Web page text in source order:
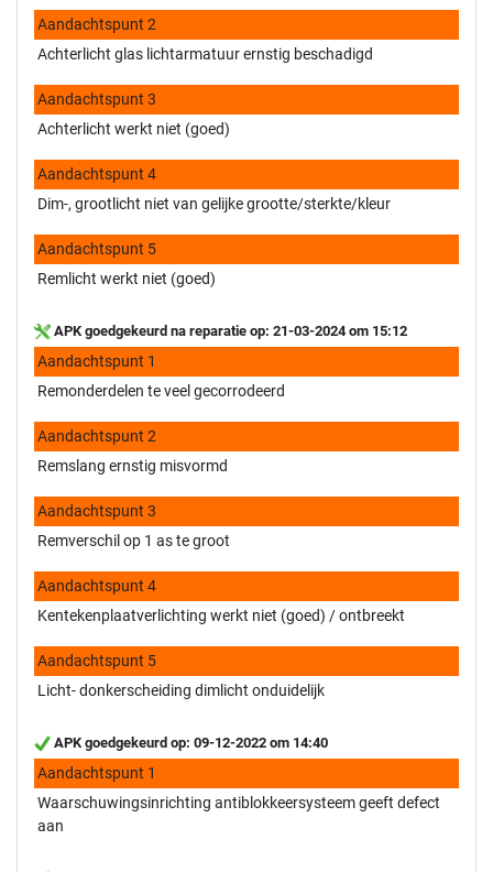
Aandachtspunt 2
Achterlicht glas lichtarmatuur ernstig beschadigd
Aandachtspunt 3
Achterlicht werkt niet (goed)
Aandachtspunt 4
Dim-, grootlicht niet van gelijke grootte/sterkte/kleur
Aandachtspunt 5
Remlicht werkt niet (goed)
APK goedgekeurd na reparatie op: 21-03-2024 om 15:12
Aandachtspunt 1
Remonderdelen te veel gecorrodeerd
Aandachtspunt 2
Remslang ernstig misvormd
Aandachtspunt 3
Remverschil op 1 as te groot
Aandachtspunt 4
Kentekenplaatverlichting werkt niet (goed) / ontbreekt
Aandachtspunt 5
Licht- donkerscheiding dimlicht onduidelijk
APK goedgekeurd op: 09-12-2022 om 14:40
Aandachtspunt 1
Waarschuwingsinrichting antiblokkeersysteem geeft defect
aan